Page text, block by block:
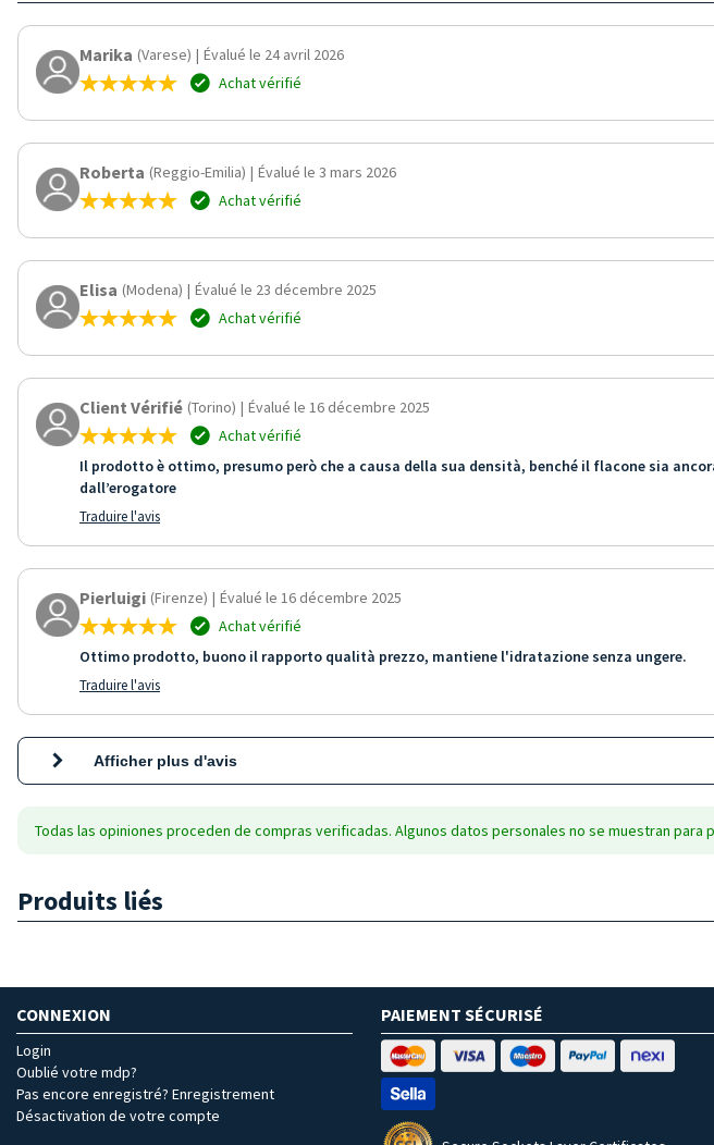
Marika (Varese) | Évalué le 24 avril 2026
Achat vérifié
Roberta (Reggio-Emilia) | Évalué le 3 mars 2026
Achat vérifié
Elisa (Modena) | Évalué le 23 décembre 2025
Achat vérifié
Client Vérifié (Torino) | Évalué le 16 décembre 2025
Achat vérifié
Il prodotto è ottimo, presumo però che a causa della sua densità, benché il flacone sia
dall’erogatore
Traduire l'avis
Pierluigi (Firenze) | Évalué le 16 décembre 2025
Achat vérifié
Ottimo prodotto, buono il rapporto qualità prezzo, mantiene l'idratazione senza ungere.
Traduire l'avis
Afficher plus d'avis
Todas las opiniones proceden de compras verificadas. Algunos datos personales no se muestran para
Produits liés
CONNEXION
Login
Oublié votre mdp?
Pas encore enregistré? Enregistrement
Désactivation de votre compte
PAIEMENT SÉCURISÉ